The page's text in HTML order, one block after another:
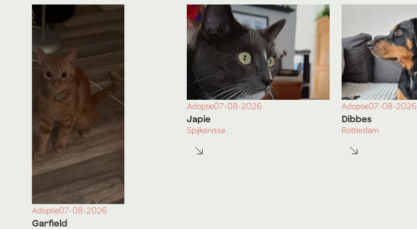
Adoptie07-08-2026
Garfield
Adoptie07-08-2026
Japie
Spijkenisse
Adoptie07-08-2026
Dibbes
Rotterdam